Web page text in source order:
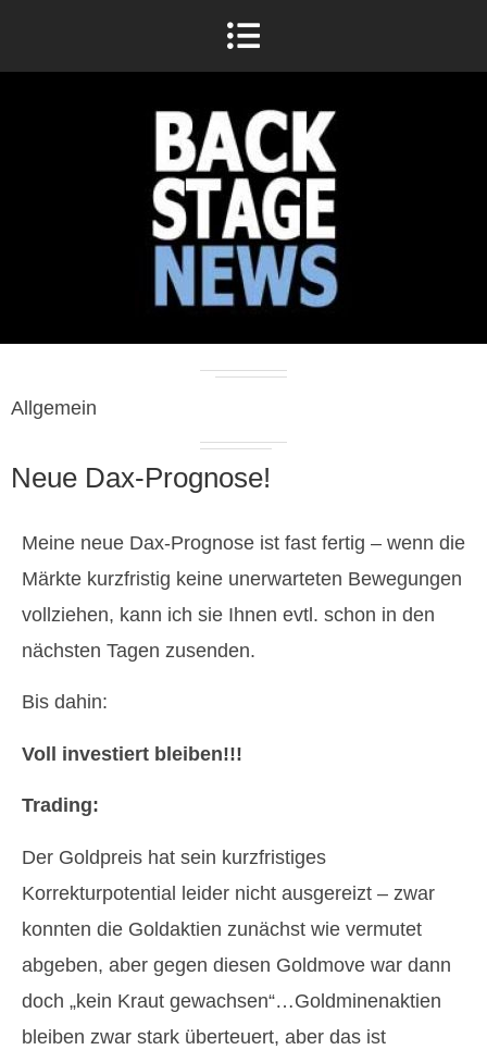
Allgemein
Neue Dax-Prognose!
Meine neue Dax-Prognose ist fast fertig – wenn die
Märkte kurzfristig keine unerwarteten Bewegungen
vollziehen, kann ich sie Ihnen evtl. schon in den
nächsten Tagen zusenden.
Bis dahin:
Voll investiert bleiben!!!
Trading:
Der Goldpreis hat sein kurzfristiges
Korrekturpotential leider nicht ausgereizt – zwar
konnten die Goldaktien zunächst wie vermutet
abgeben, aber gegen diesen Goldmove war dann
doch „kein Kraut gewachsen“…Goldminenaktien
bleiben zwar stark überteuert, aber das ist